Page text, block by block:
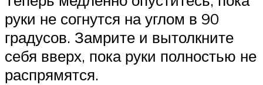
руки не согнутся на углом в 90
градусов. Замрите и вытолкните
себя вверх, пока руки полностью не
распрямятся.